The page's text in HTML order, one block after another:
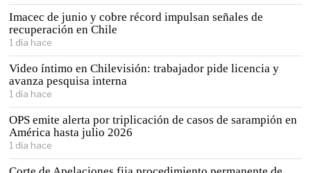
Imacec de junio y cobre récord impulsan señales de
recuperación en Chile
1 día hace
Video íntimo en Chilevisión: trabajador pide licencia y
avanza pesquisa interna
1 día hace
OPS emite alerta por triplicación de casos de sarampión en
América hasta julio 2026
1 día hace